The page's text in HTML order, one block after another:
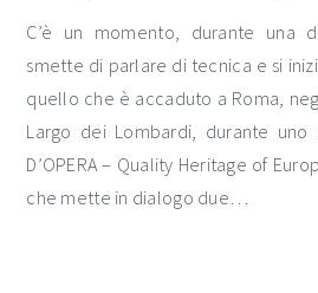
C’è un momento, durante una
smette di parlare di tecnica e si
quello che è accaduto a Roma,
Largo dei Lombardi, durante
D’OPERA – Quality Heritage of
che mette in dialogo due…